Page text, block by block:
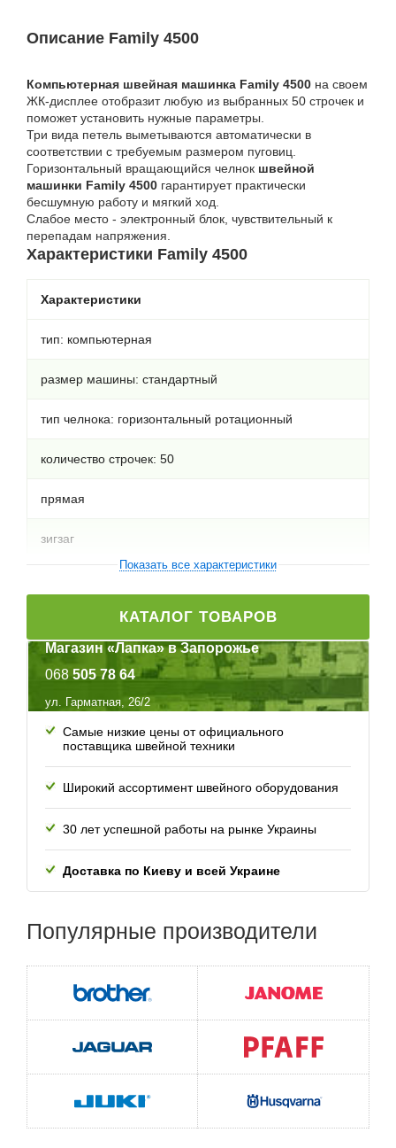
Описание Family 4500
Компьютерная швейная машинка Family 4500 на своем
ЖК-дисплее отобразит любую из выбранных 50 строчек и
поможет установить нужные параметры.
Три вида петель выметываются автоматически в
соответствии с требуемым размером пуговиц.
Горизонтальный вращающийся челнок швейной
машинки Family 4500 гарантирует практически
бесшумную работу и мягкий ход.
Слабое место - электронный блок, чувствительный к
перепадам напряжения.
Характеристики Family 4500
Характеристики
тип: компьютерная
размер машины: стандартный
тип челнока: горизонтальный ротационный
количество строчек: 50
прямая
зигзаг
эластичные (трикотажные)
потайные (подшивочные)
декоративные
закрепляющие
для аппликаций, пэтчворка и выстегивания
Показать все характеристики
КАТАЛОГ ТОВАРОВ
Магазин «Лапка» в Запорожье
068 505 78 64
ул. Гарматная, 26/2
Самые низкие цены от официального
поставщика швейной техники
Широкий ассортимент швейного оборудования
30 лет успешной работы на рынке Украины
Доставка по Киеву и всей Украине
Популярные производители